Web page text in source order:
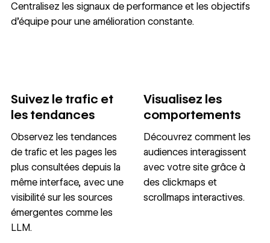
Centralisez les signaux de performance et les objectifs
d’équipe pour une amélioration constante.
Suivez le trafic et
les tendances
Observez les tendances
de trafic et les pages les
plus consultées depuis la
même interface, avec une
visibilité sur les sources
émergentes comme les
LLM.
Visualisez les
comportements
Découvrez comment les
audiences interagissent
avec votre site grâce à
des clickmaps et
scrollmaps interactives.